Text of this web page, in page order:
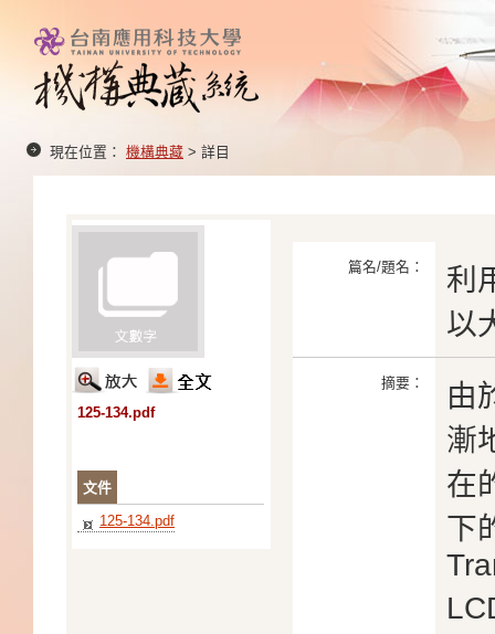
現在位置： 機構典藏 > 詳目
125-134.pdf
文件
125-134.pdf
篇名/題名：
利
以
摘要：
由
漸
在
下